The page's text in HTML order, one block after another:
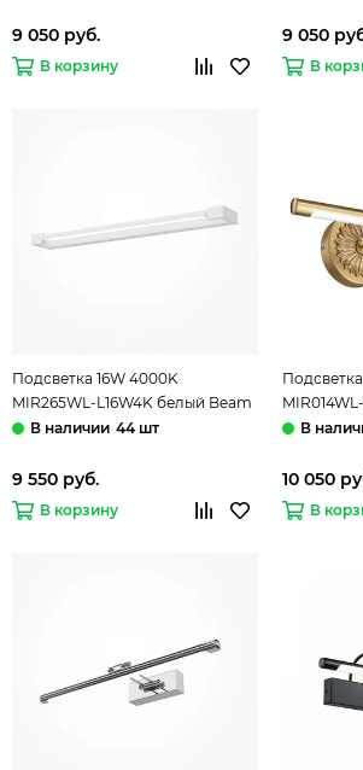
9 050 руб.
В корзину
9 050
В
Подсветка 16W 4000K
MIR265WL-L16W4K белый Beam
Mirror Maytoni44 шт
9 550 руб.
В корзину
Maytoni
10 050
В